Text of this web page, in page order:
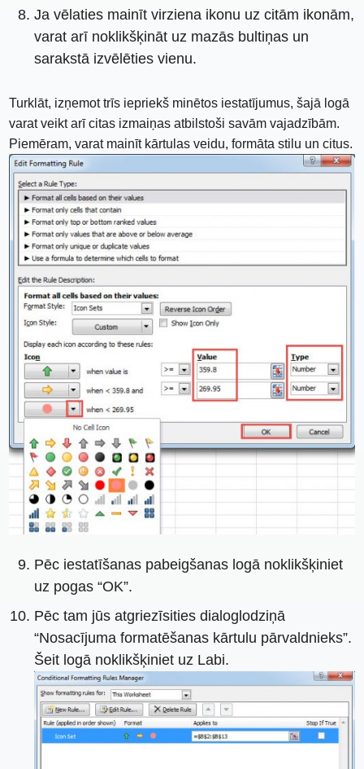
Ja vēlaties mainīt virziena ikonu uz citām ikonām,
varat arī noklikšķināt uz mazās bultiņas un
sarakstā izvēlēties vienu.
Turklāt, izņemot trīs iepriekš minētos iestatījumus, šajā logā
varat veikt arī citas izmaiņas atbilstoši savām vajadzībām.
Piemēram, varat mainīt kārtulas veidu, formāta stilu un citus.
Pēc iestatīšanas pabeigšanas logā noklikšķiniet
uz pogas “OK”.
Pēc tam jūs atgriezīsities dialoglodziņā
“Nosacījuma formatēšanas kārtulu pārvaldnieks”.
Šeit logā noklikšķiniet uz Labi.